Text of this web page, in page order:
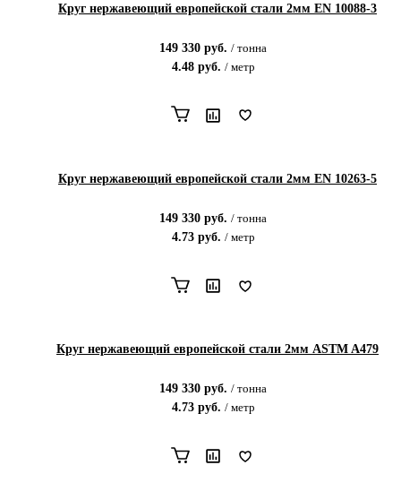
Круг нержавеющий европейской стали 2мм EN 10088-3
149 330 руб. / тонна
4.48руб. / метр
Круг нержавеющий европейской стали 2мм EN 10263-5
149 330 руб. / тонна
4.73руб. / метр
Круг нержавеющий европейской стали 2мм ASTM A479
149 330 руб. / тонна
4.73руб. / метр